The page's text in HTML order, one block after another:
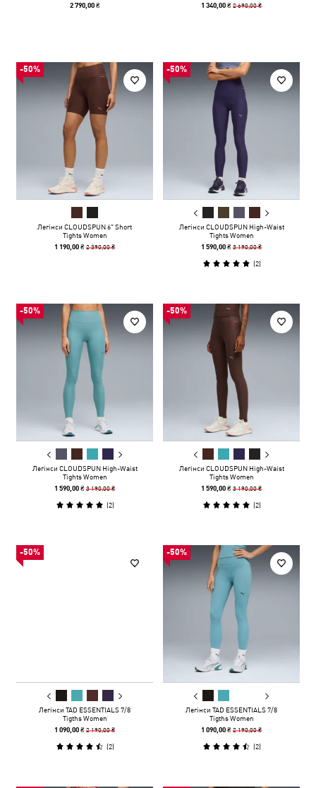
2 790,00 ₴ 1 340,00 ₴2 690,00 ₴
-50%
Легінси CLOUDSPUN 6" Short
Tights Women
1 190,00 ₴2 390,00 ₴
-50%
Легінси CLOUDSPUN High-Waist
Tights Women
1 590,00 ₴3 190,00 ₴
(2)
-50%
Легінси CLOUDSPUN High-Waist
Tights Women
1 590,00 ₴3 190,00 ₴
(2)
-50%
Легінси CLOUDSPUN High-Waist
Tights Women
1 590,00 ₴3 190,00 ₴
(2)
-50%
Легінси TAD ESSENTIALS 7/8
Tigths Women
1 090,00 ₴2 190,00 ₴
(2)
-50%
Легінси TAD ESSENTIALS 7/8
Tigths Women
1 090,00 ₴2 190,00 ₴
(2)